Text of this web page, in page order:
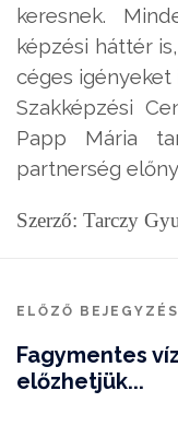
keresnek.
képzési háttér
céges
Szakképzési
Papp Mária
partnerség
Szerző: Tarczy
ELŐZŐ BEJEGYZÉS
Fagymentes
előzhetjük...